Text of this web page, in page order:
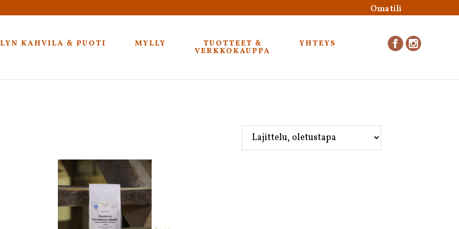
Oma tili
KAHVILA & PUOTI MYLLY TUOTTEET &
VERKKOKAUPPA
YHTEYS I
F